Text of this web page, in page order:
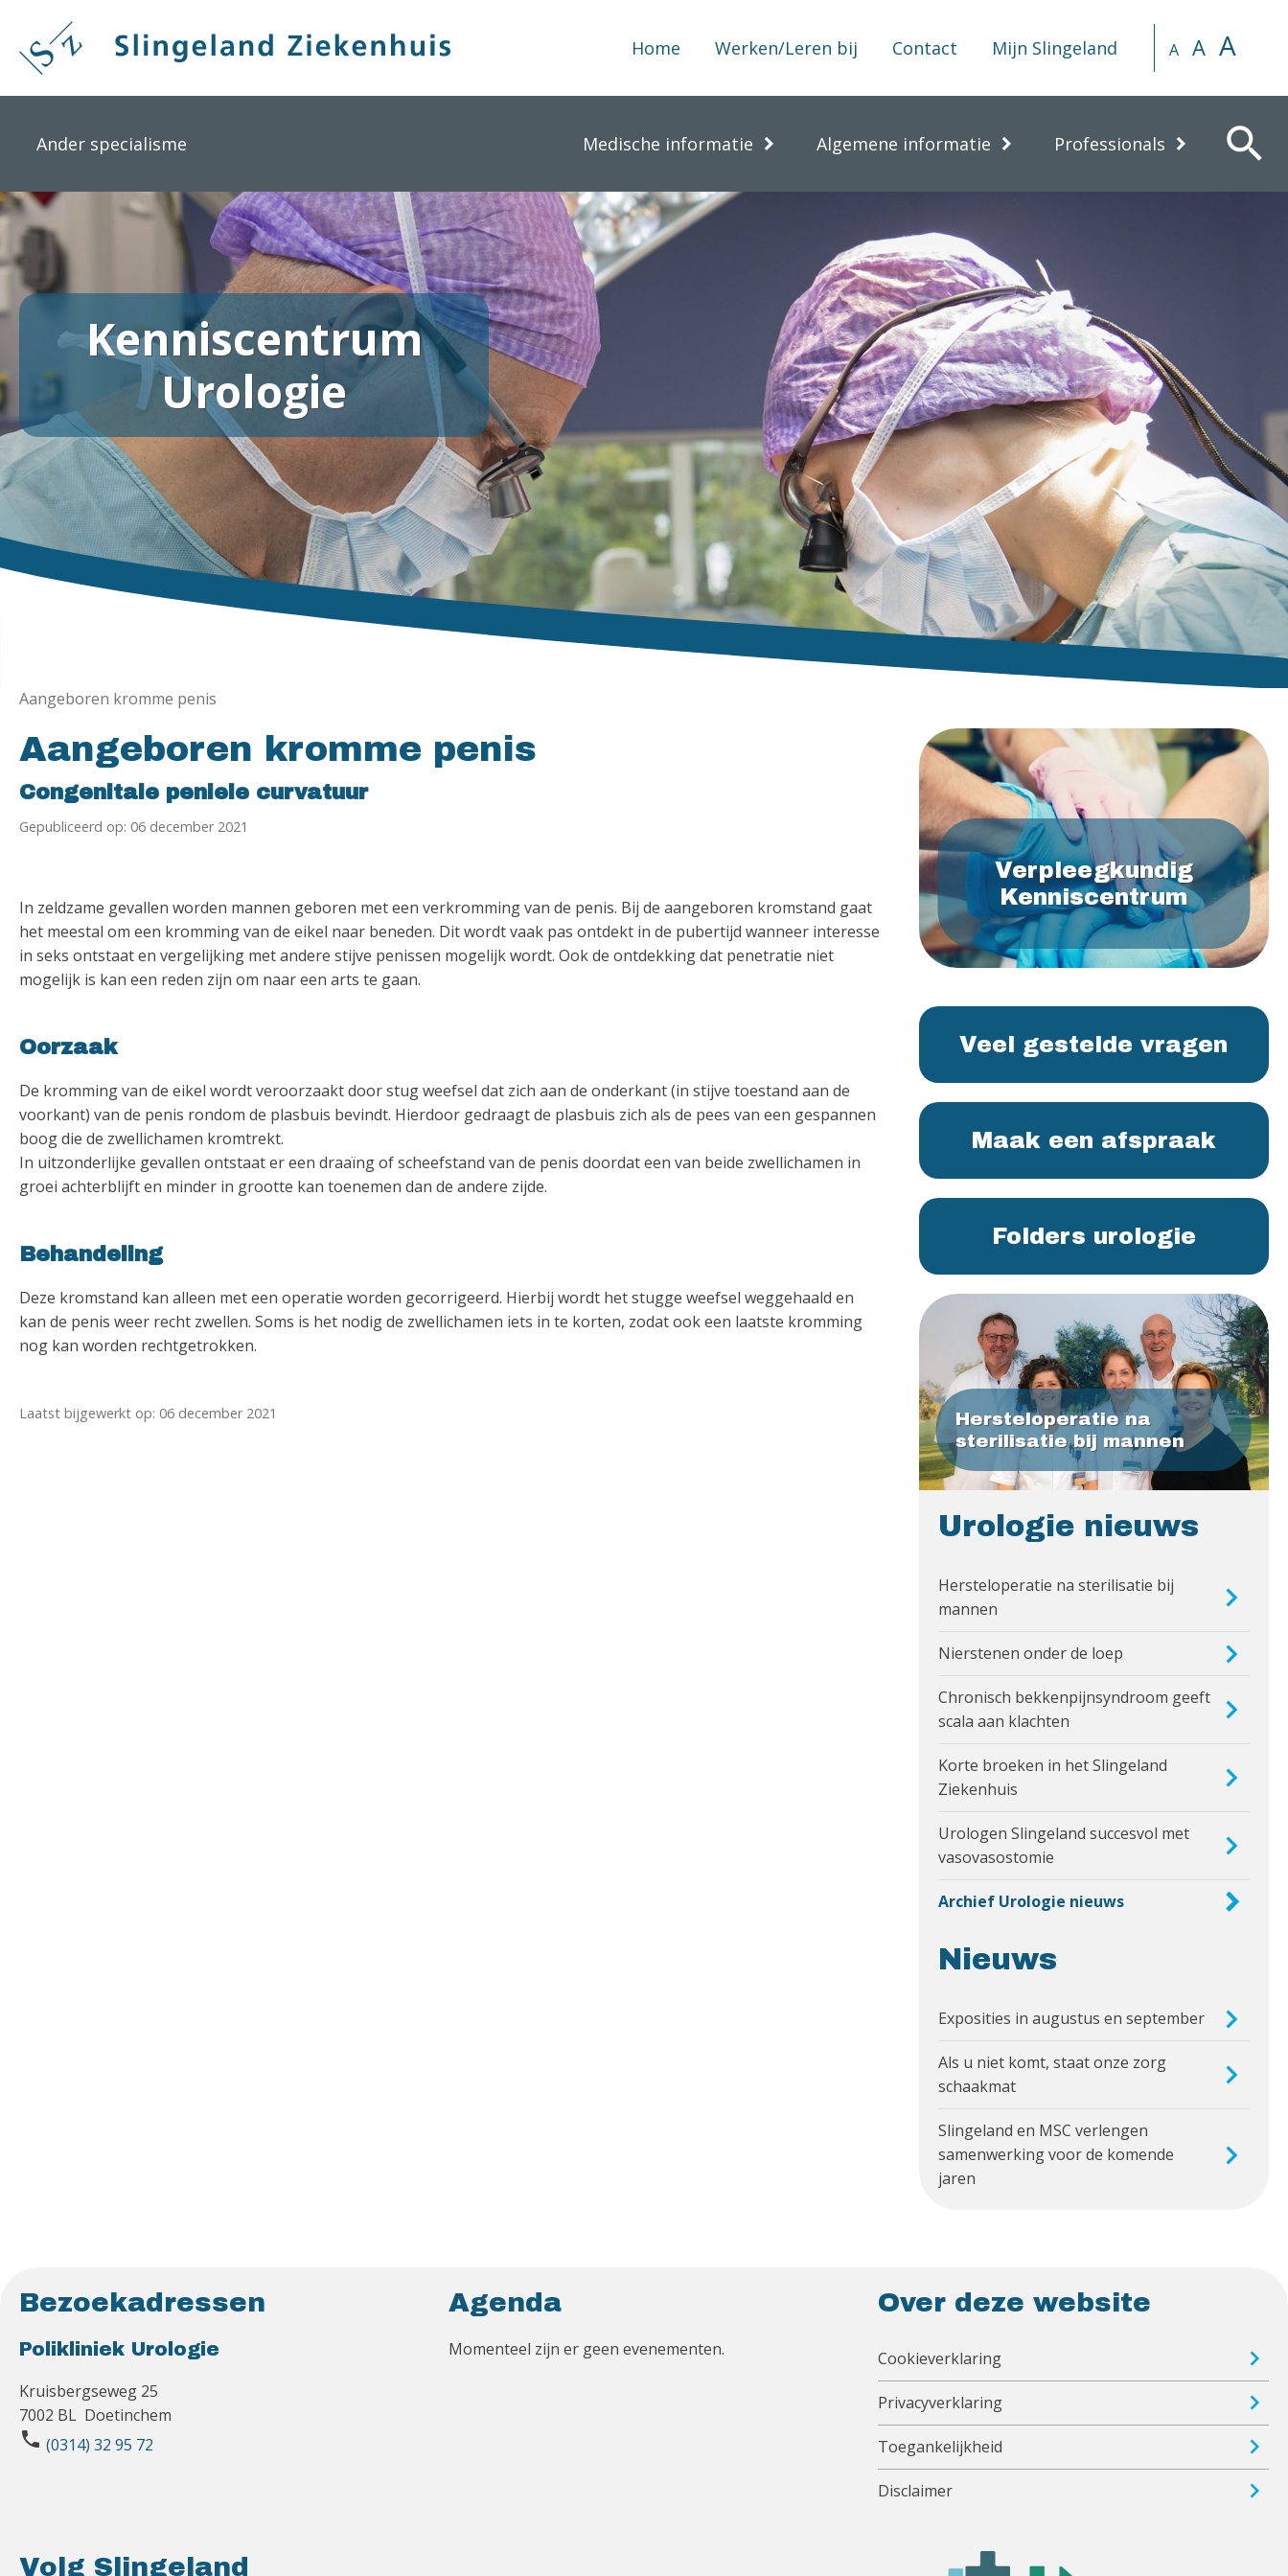
naar
Home Werken/Leren bij Contact Mijn Slingeland A A A
Ander specialisme Medische informatie Algemene informatie Professionals search
Kenniscentrum
Urologie
Aangeboren kromme penis
Aangeboren kromme penis
Congenitale peniele curvatuur
Gepubliceerd op: 06 december 2021
In zeldzame gevallen worden mannen geboren met een verkromming van de penis. Bij de aangeboren kromstand gaat
het meestal om een kromming van de eikel naar beneden. Dit wordt vaak pas ontdekt in de pubertijd wanneer interesse
in seks ontstaat en vergelijking met andere stijve penissen mogelijk wordt. Ook de ontdekking dat penetratie niet
mogelijk is kan een reden zijn om naar een arts te gaan.
Oorzaak
De kromming van de eikel wordt veroorzaakt door stug weefsel dat zich aan de onderkant (in stijve toestand aan de
voorkant) van de penis rondom de plasbuis bevindt. Hierdoor gedraagt de plasbuis zich als de pees van een gespannen
boog die de zwellichamen kromtrekt.
In uitzonderlijke gevallen ontstaat er een draaïng of scheefstand van de penis doordat een van beide zwellichamen in
groei achterblijft en minder in grootte kan toenemen dan de andere zijde.
Behandeling
Deze kromstand kan alleen met een operatie worden gecorrigeerd. Hierbij wordt het stugge weefsel weggehaald en
kan de penis weer recht zwellen. Soms is het nodig de zwellichamen iets in te korten, zodat ook een laatste kromming
nog kan worden rechtgetrokken.
Laatst bijgewerkt op: 06 december 2021
Verpleegkundig
Kenniscentrum
Veel gestelde vragen
Maak een afspraak
Folders urologie
Hersteloperatie na
sterilisatie bij mannen
Urologie nieuws
Hersteloperatie na sterilisatie bij
mannen
Nierstenen onder de loep
Chronisch bekkenpijnsyndroom geeft
scala aan klachten
Korte broeken in het Slingeland
Ziekenhuis
Urologen Slingeland succesvol met
vasovasostomie
Archief Urologie nieuws
Nieuws
Exposities in augustus en september
Als u niet komt, staat onze zorg
schaakmat
Slingeland en MSC verlengen
samenwerking voor de komende
jaren
Bezoekadressen
Polikliniek Urologie
Kruisbergseweg 25
7002 BL Doetinchem
phone (0314) 32 95 72
Volg Slingeland
Agenda
Momenteel zijn er geen evenementen.
Over deze website
Cookieverklaring
Privacyverklaring
Toegankelijkheid
Disclaimer